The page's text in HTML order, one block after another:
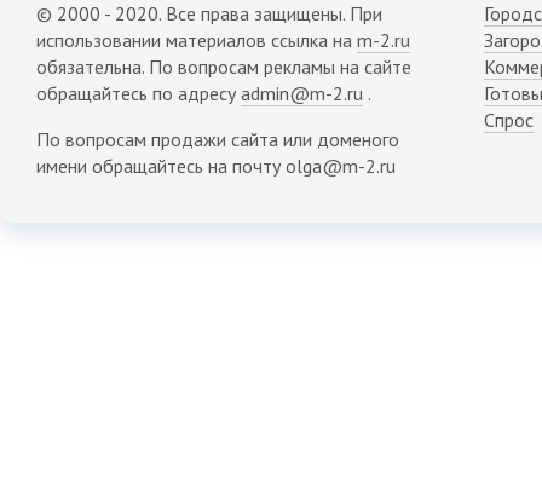
© 2000 - 2020. Все права защищены. При
использовании материалов ссылка на m-2.ru
обязательна. По вопросам рекламы на сайте
обращайтесь по адресу admin@m-2.ru .
По вопросам продажи сайта или доменого
имени обращайтесь на почту olga@m-2.ru
Спрос